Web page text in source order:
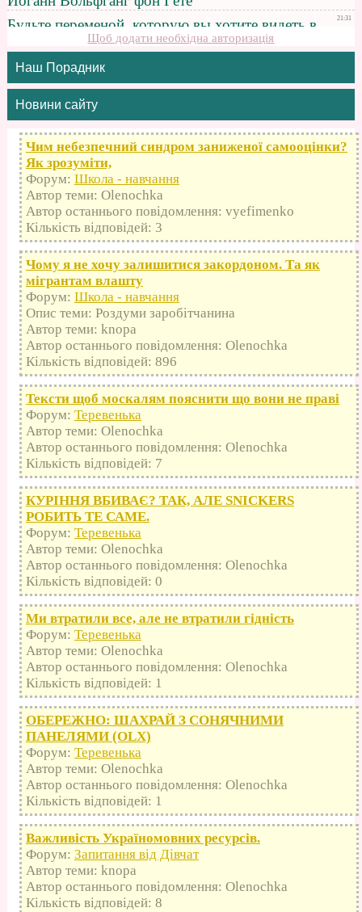
Щоб додати необхідна авторизація
Наш Порадник
Новини сайту
Чим небезпечний синдром заниженої самооцінки?
Як зрозуміти,
Форум: Школа - навчання
Автор теми: Olenochka
Автор останнього повідомлення: vyefimenko
Кількість відповідей: 3
Чому я не хочу залишитися закордоном. Та як
мігрантам влашту
Форум: Школа - навчання
Опис теми: Роздуми заробітчанина
Автор теми: knopa
Автор останнього повідомлення: Olenochka
Кількість відповідей: 896
Тексти щоб москалям пояснити що вони не праві
Форум: Теревенька
Автор теми: Olenochka
Автор останнього повідомлення: Olenochka
Кількість відповідей: 7
КУРІННЯ ВБИВАЄ? ТАК, АЛЕ SNICKERS
РОБИТЬ ТЕ САМЕ.
Форум: Теревенька
Автор теми: Olenochka
Автор останнього повідомлення: Olenochka
Кількість відповідей: 0
Ми втратили все, але не втратили гідність
Форум: Теревенька
Автор теми: Olenochka
Автор останнього повідомлення: Olenochka
Кількість відповідей: 1
ОБЕРЕЖНО: ШАХРАЙ З СОНЯЧНИМИ
ПАНЕЛЯМИ (OLX)
Форум: Теревенька
Автор теми: Olenochka
Автор останнього повідомлення: Olenochka
Кількість відповідей: 1
Важливість Україномовних ресурсів.
Форум: Запитання від Дівчат
Автор теми: knopa
Автор останнього повідомлення: Olenochka
Кількість відповідей: 8